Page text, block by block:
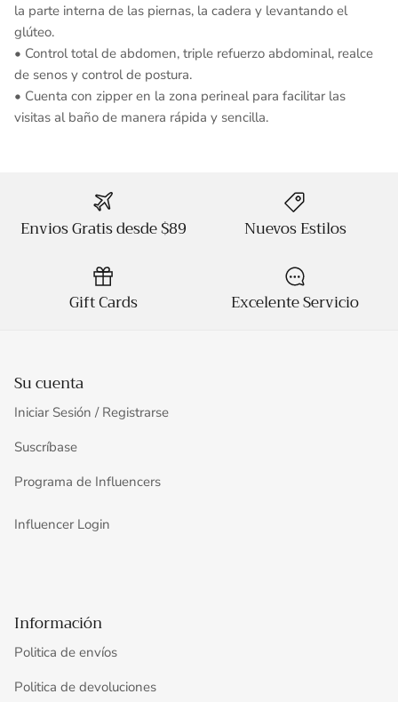
la parte interna de las piernas, la cadera y levantando el
glúteo.
• Control total de abdomen, triple refuerzo abdominal, realce
de senos y control de postura.
• Cuenta con zipper en la zona perineal para facilitar las
visitas al baño de manera rápida y sencilla.
Envios Gratis desde $89 Nuevos Estilos
Gift Cards Excelente Servicio
Su cuenta
Iniciar Sesión / Registrarse
Suscríbase
Programa de Influencers
Influencer Login
Información
Politica de envíos
Politica de devoluciones